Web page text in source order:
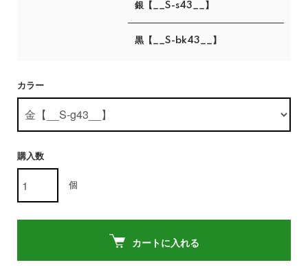
銀【__S-s43__】
黒【__S-bk43__】
カラー
購入数
個
カートに入れる